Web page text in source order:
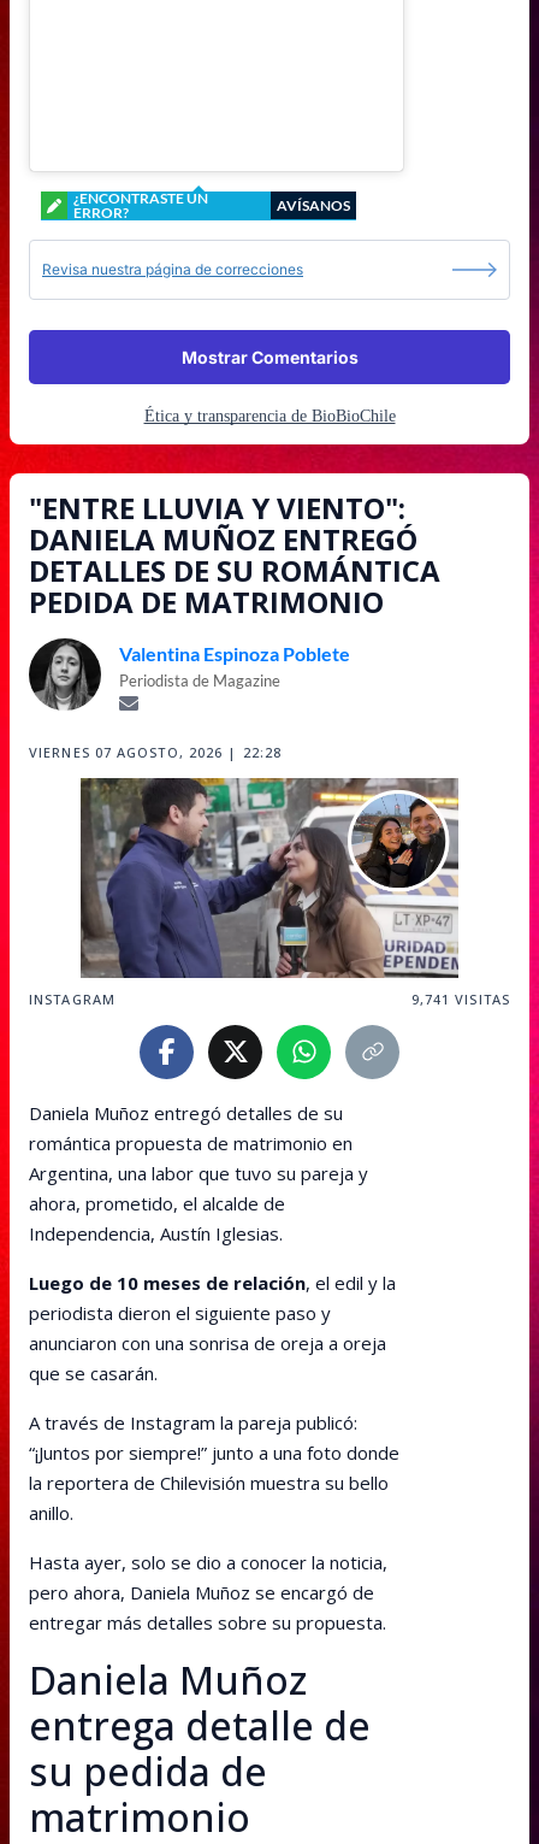
¿ENCONTRASTE UN
ERROR?
AVÍSANOS
Revisa nuestra página de correcciones
Mostrar Comentarios
Ética y transparencia de BioBioChile
"ENTRE LLUVIA Y VIENTO":
DANIELA MUÑOZ ENTREGÓ
DETALLES DE SU ROMÁNTICA
PEDIDA DE MATRIMONIO
Valentina Espinoza Poblete
Periodista de Magazine
VIERNES 07 AGOSTO, 2026 | 22:28
INSTAGRAM 9,741 VISITAS
Daniela Muñoz entregó detalles de su
romántica propuesta de matrimonio en
Argentina, una labor que tuvo su pareja y
ahora, prometido, el alcalde de
Independencia, Austín Iglesias.
Luego de 10 meses de relación, el edil y la
periodista dieron el siguiente paso y
anunciaron con una sonrisa de oreja a oreja
que se casarán.
A través de Instagram la pareja publicó:
“¡Juntos por siempre!” junto a una foto donde
la reportera de Chilevisión muestra su bello
anillo.
Hasta ayer, solo se dio a conocer la noticia,
pero ahora, Daniela Muñoz se encargó de
entregar más detalles sobre su propuesta.
Daniela Muñoz
entrega detalle de
su pedida de
matrimonio